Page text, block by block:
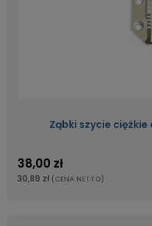
Ząbki szycie ciężkie
38,00 zł
30,89 zł (CENA NETTO)